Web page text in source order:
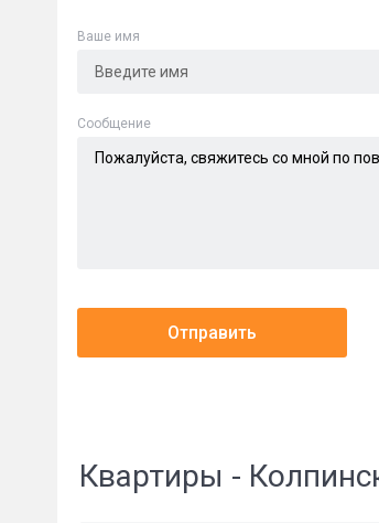
Ваше имя
Cообщение
Отправить
Квартиры -